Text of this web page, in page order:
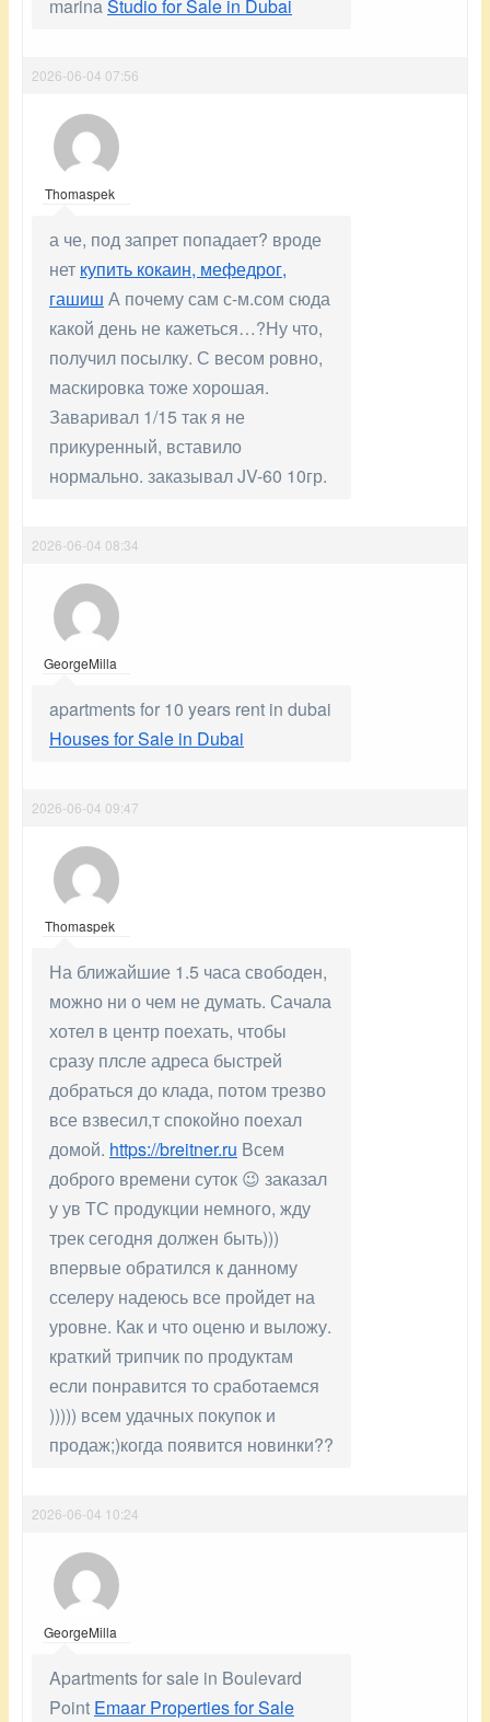
marinaStudio for Sale in Dubai
2026-06-04 07:56
Thomaspek
а че, под запрет попадает? вроде
нет купить кокаин, мефедрог,
гашиш А почему сам с-м.сом сюда
какой день не кажеться…?Ну что,
получил посылку. С весом ровно,
маскировка тоже хорошая.
Заваривал 1/15 так я не
прикуренный, вставило
нормально. заказывал JV-60 10гр.
2026-06-04 08:34
GeorgeMilla
apartments for 10 years rent in dubai
Houses for Sale in Dubai
2026-06-04 09:47
Thomaspek
На ближайшие 1.5 часа свободен,
можно ни о чем не думать. Сачала
хотел в центр поехать, чтобы
сразу плсле адреса быстрей
добраться до клада, потом трезво
все взвесил,т спокойно поехал
домой. https://breitner.ru Всем
доброго времени суток 😉 заказал
у ув ТС продукции немного, жду
трек сегодня должен быть)))
впервые обратился к данному
сселеру надеюсь все пройдет на
уровне. Как и что оценю и выложу.
краткий трипчик по продуктам
если понравится то сработаемся
))))) всем удачных покупок и
продаж;)когда появится новинки??
2026-06-04 10:24
GeorgeMilla
Apartments for sale in Boulevard
Point Emaar Properties for Sale